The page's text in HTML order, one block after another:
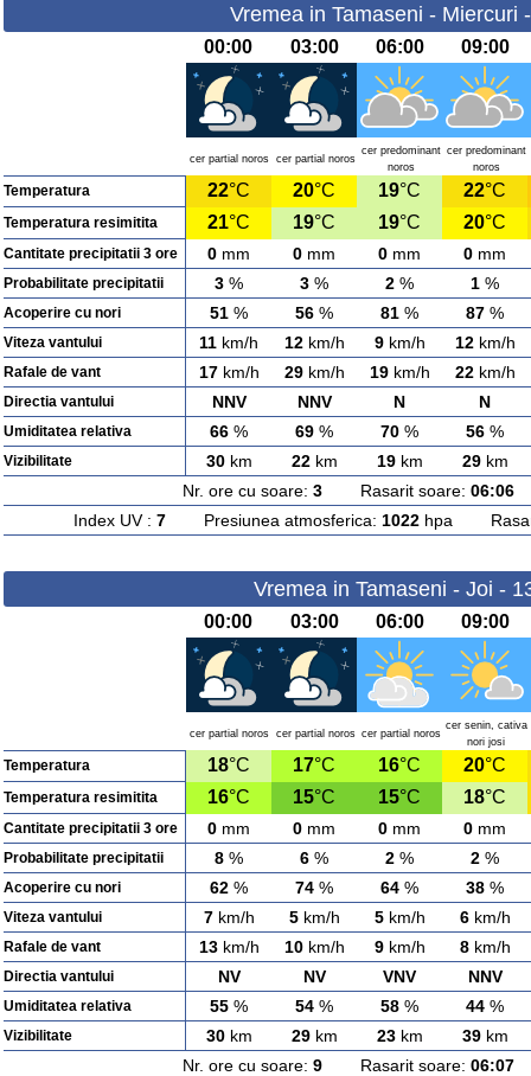
Vremea in Tamaseni - Miercuri
00:00 03:00 06:00 09:00
cer partial noros cer partial noros
cer predominant
noros
cer predominant
noros
Temperatura 22°C 20°C 19°C 22°C
Temperatura resimitita 21°C 19°C 19°C 20°C
Cantitate precipitatii 3 ore 0 mm 0 mm 0 mm 0 mm
Probabilitate precipitatii 3 % 3 % 2 % 1 %
Acoperire cu nori 51 % 56 % 81 % 87 %
Viteza vantului 11 km/h 12km/h 9km/h 12km/h
Rafale de vant 17km/h 29km/h 19km/h 22km/h
Directia vantului NNV NNV N N
Umiditatea relativa 66 % 69 % 70 % 56 %
Vizibilitate 30km 22km 19km 29km
Nr. ore cu soare: 3Rasarit soare: 06:06
Index UV : 7Presiunea atmosferica: 1022hpa
Vremea in Tamaseni - Joi -
00:00 03:00 06:00 09:00
cer partial noros cer partial noros cer partial noros
cer senin, cativa
nori josi
Temperatura 18°C 17°C 16°C 20°C
Temperatura resimitita 16°C 15°C 15°C 18°C
Cantitate precipitatii 3 ore 0 mm 0 mm 0 mm 0 mm
Probabilitate precipitatii 8 % 6 % 2 % 2 %
Acoperire cu nori 62 % 74 % 64 % 38 %
Viteza vantului 7km/h 5km/h 5km/h 6km/h
Rafale de vant 13km/h 10km/h 9km/h 8km/h
Directia vantului NV NV VNV NNV
Umiditatea relativa 55 % 54 % 58 % 44 %
Vizibilitate 30km 29km 23km 39km
Nr. ore cu soare: 9Rasarit soare: 06:07